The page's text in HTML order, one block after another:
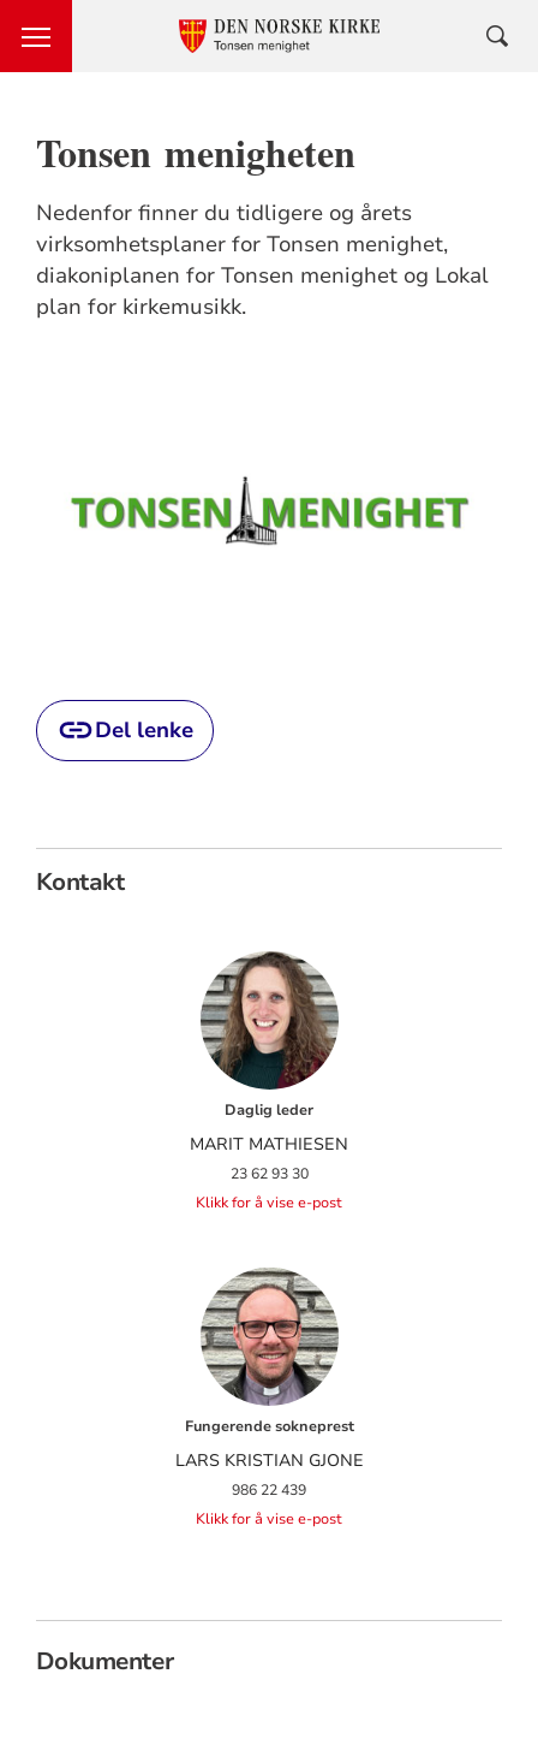
Tonsen menigheten
Nedenfor finner du tidligere og årets
virksomhetsplaner for Tonsen menighet,
diakoniplanen for Tonsen menighet og Lokal
plan for kirkemusikk.
Del lenke
Kontakt
Daglig leder
MARIT MATHIESEN
23 62 93 30
Klikk for å vise e-post
Fungerende sokneprest
LARS KRISTIAN GJONE
986 22 439
Klikk for å vise e-post
Dokumenter